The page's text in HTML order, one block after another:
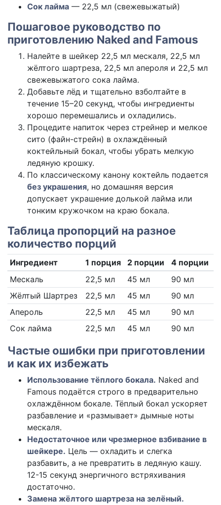
Сок лайма — 22,5 мл (свежевыжатый)
Пошаговое руководство по
приготовлению Naked and Famous
Налейте в шейкер 22,5 мл мескаля, 22,5 мл
жёлтого шартреза, 22,5 мл апероля и 22,5 мл
свежевыжатого сока лайма.
Добавьте лёд и тщательно взболтайте в
течение 15–20 секунд, чтобы ингредиенты
хорошо перемешались и охладились.
Процедите напиток через стрейнер и мелкое
сито (файн-стрейн) в охлаждённый
коктейльный бокал, чтобы убрать мелкую
ледяную крошку.
По классическому канону коктейль подается
без украшения, но домашняя версия
допускает украшение долькой лайма или
тонким кружочком на краю бокала.
Таблица пропорций на разное
количество порций
Ингредиент 1 порция 2 порции
4 порции
Мескаль
22,5 мл 45 мл
90 мл
Жёлтый Шартрез
22,5 мл 45 мл
90 мл
Апероль
22,5 мл 45 мл
90 мл
Сок лайма
22,5 мл 45 мл 90 мл
Частые ошибки при приготовлении
и как их избежать
Использование тёплого бокала. Naked and
Famous подаётся строго в предварительно
охлаждённом бокале. Тёплый бокал ускоряет
разбавление и «размывает» дымные ноты
мескаля.
Недостаточное или чрезмерное взбивание в
шейкере. Цель — охладить и слегка
разбавить, а не превратить в ледяную кашу.
12-15 секунд энергичного встряхивания
достаточно.
Замена жёлтого шартреза на зелёный.